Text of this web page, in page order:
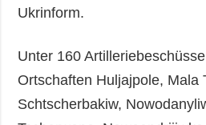
Ukrinform.
Unter 160
Ortschaften Huljajpole, Mala
Schtscherbakiw,